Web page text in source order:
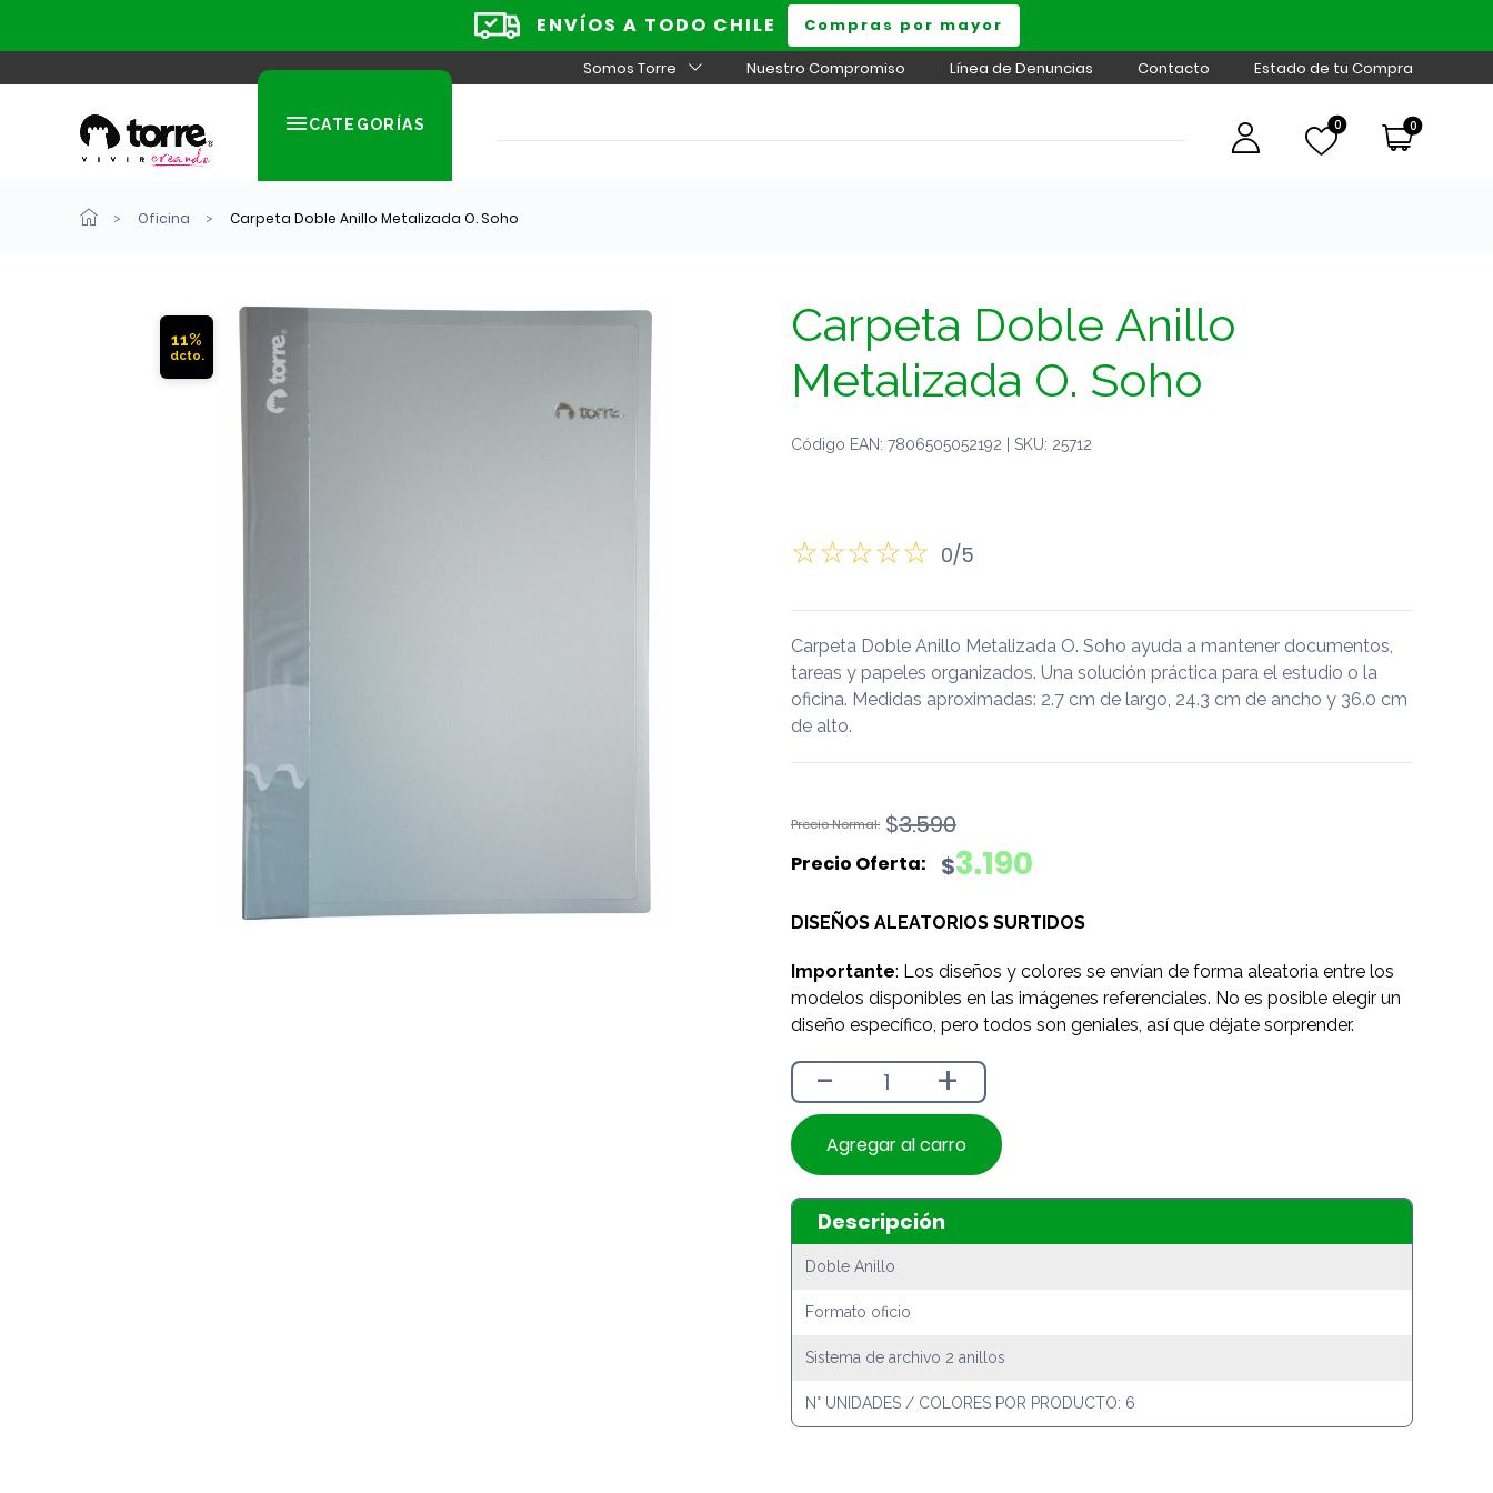
ENVÍOS A TODO CHILE Compras por mayor
Somos Torre Nuestro Compromiso Línea de Denuncias Contacto Estado de tu Compra
CATEGORÍAS 0 0
Oficina Carpeta Doble Anillo Metalizada O. Soho
11%
Carpeta Doble Anillo
Metalizada O. Soho
Código EAN: 7806505052192 | SKU: 25712
0/5
Carpeta Doble Anillo Metalizada O. Soho ayuda a mantener documentos,
tareas y papeles organizados. Una solución práctica para el estudio o la
oficina. Medidas aproximadas: 2.7 cm de largo, 24.3 cm de ancho y 36.0 cm
de alto.
$3.590
El
original
$3.590.
$3.190
El
actual
$3.190.
DISEÑOS ALEATORIOS SURTIDOS
Importante: Los diseños y colores se envían de forma aleatoria entre los
modelos disponibles en las imágenes referenciales. No es posible elegir un
diseño específico, pero todos son geniales, así que déjate sorprender.
- +
Agregar al carro
Descripción
Doble Anillo
Formato oficio
Sistema de archivo 2 anillos
N° UNIDADES / COLORES POR PRODUCTO: 6